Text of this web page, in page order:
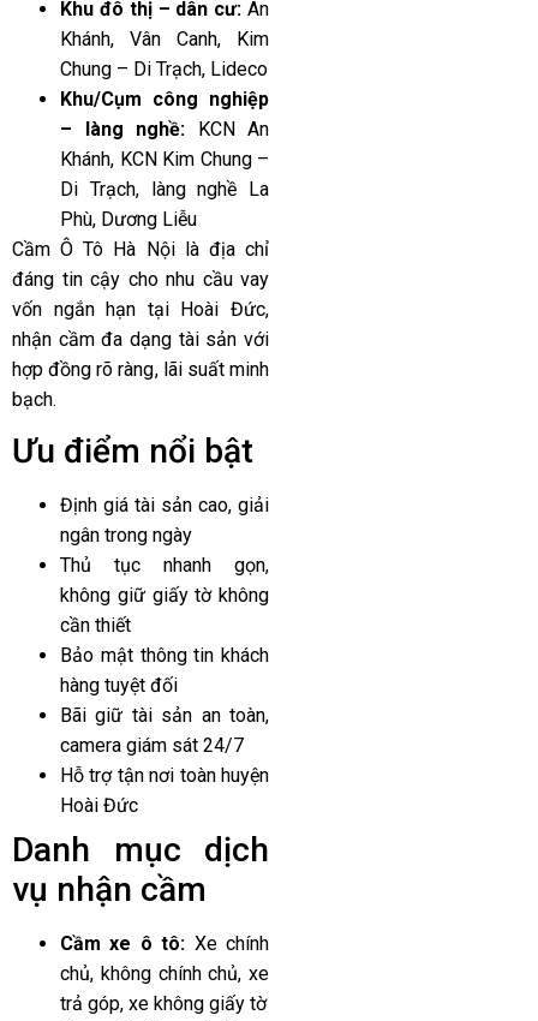
Khu đô thị – dân cư: An
Khánh, Vân Canh, Kim
Chung – Di Trạch, Lideco
Khu/Cụm công nghiệp
– làng nghề: KCN An
Khánh, KCN Kim Chung –
Di Trạch, làng nghề La
Phù, Dương Liễu
Cầm Ô Tô Hà Nội là địa chỉ
đáng tin cậy cho nhu cầu vay
vốn ngắn hạn tại Hoài Đức,
nhận cầm đa dạng tài sản với
hợp đồng rõ ràng, lãi suất minh
bạch.
Ưu điểm nổi bật
Định giá tài sản cao, giải
ngân trong ngày
Thủ tục nhanh gọn,
không giữ giấy tờ không
cần thiết
Bảo mật thông tin khách
hàng tuyệt đối
Bãi giữ tài sản an toàn,
camera giám sát 24/7
Hỗ trợ tận nơi toàn huyện
Hoài Đức
Danh mục dịch
vụ nhận cầm
Cầm xe ô tô: Xe chính
chủ, không chính chủ, xe
trả góp, xe không giấy tờ